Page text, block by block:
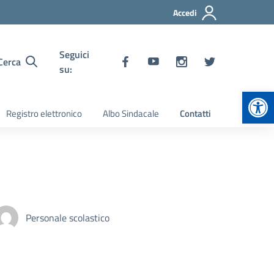
Accedi
Seguici
su:
Registro elettronico Albo Sindacale Contatti
Personale scolastico